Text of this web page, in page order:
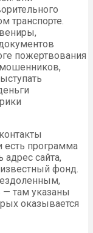
транспорте.
пожертвования
программа
сайта,
фонд.
там указаны
оказывается